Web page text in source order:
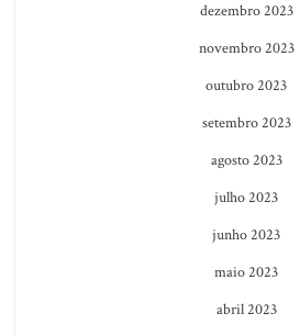
dezembro 2023
novembro 2023
outubro 2023
setembro 2023
agosto 2023
julho 2023
junho 2023
maio 2023
abril 2023